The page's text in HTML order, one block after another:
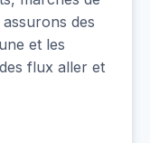
des
et les
flux aller et